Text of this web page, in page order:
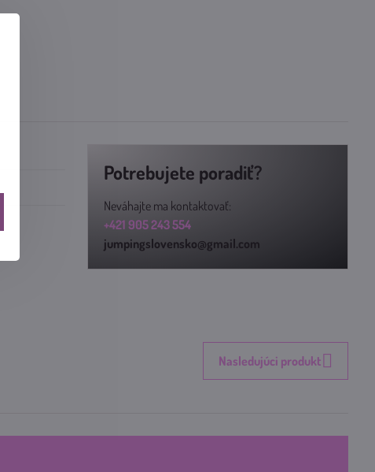
Potrebujete poradiť?
Neváhajte ma kontaktovať:
+421 905 243 554
jumpingslovensko@gmail.com
Nasledujúci produkt